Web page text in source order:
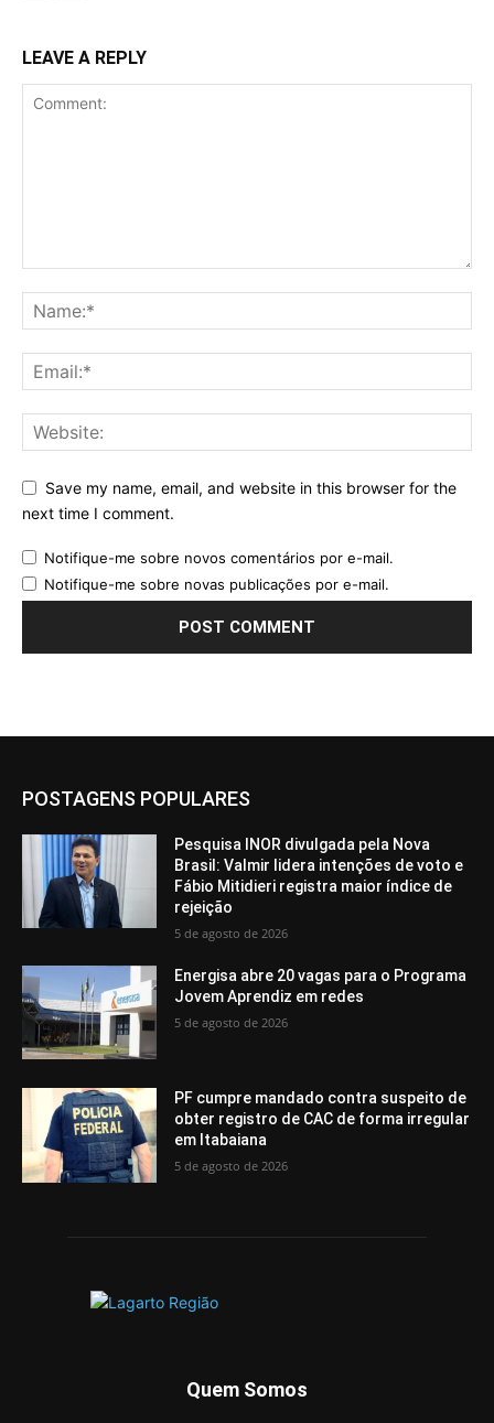
LEAVE A REPLY
Save my name, email, and website in this browser for the
next time I comment.
Notifique-me sobre novos comentários por e-mail.
Notifique-me sobre novas publicações por e-mail.
POSTAGENS POPULARES
Pesquisa INOR divulgada pela Nova
Brasil: Valmir lidera intenções de voto e
Fábio Mitidieri registra maior índice de
rejeição
5 de agosto de 2026
Energisa abre 20 vagas para o Programa
Jovem Aprendiz em redes
5 de agosto de 2026
PF cumpre mandado contra suspeito de
obter registro de CAC de forma irregular
em Itabaiana
5 de agosto de 2026
Quem Somos